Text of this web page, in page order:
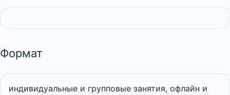
Формат
индивидуальные и групповые занятия, офлайн и